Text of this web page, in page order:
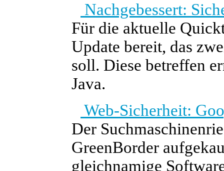
Nachgebessert:
Für die aktuelle
Update bereit, das
soll. Diese betreffen
Java.
Web-Sicherheit:
Der
GreenBorder
gleichnamige